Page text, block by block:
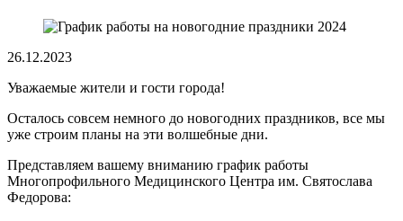
26.12.2023
Уважаемые жители и гости города!
Осталось совсем немного до новогодних праздников, все мы
уже строим планы на эти волшебные дни.
Представляем вашему вниманию график работы
Многопрофильного Медицинского Центра им. Святослава
Федорова: